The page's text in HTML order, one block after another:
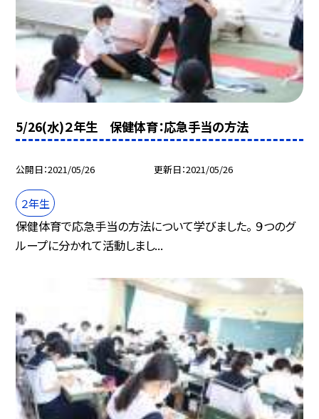
5/26(水)２年生 保健体育：応急手当の方法
公開日 2021/05/26 更新日 2021/05/26
２年生
保健体育で応急手当の方法について学びました。 ９つのグ
ループに分かれて活動しまし...